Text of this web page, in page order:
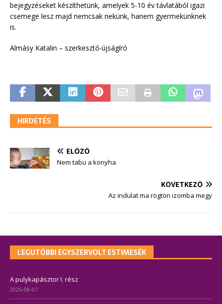
bejegyzéseket készíthetünk, amelyek 5-10 év távlatából igazi
csemege lesz majd nemcsak nekünk, hanem gyermekünknek
is.
Almásy Katalin – szerkesztő-újságíró
HIRDETÉS
ELŐZŐ
Nem tabu a konyha
KÖVETKEZŐ
Az indulat ma rögtön izomba megy
LEGUTÓBBI EGYSZERVOLT ESTIMESÉK
A pulykapásztor I. rész
2026-08-07